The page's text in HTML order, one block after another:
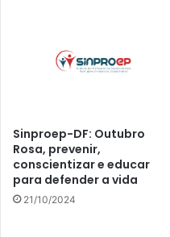
Sinproep-DF: Outubro
Rosa, prevenir,
conscientizar e educar
para defender a vida
21/10/2024